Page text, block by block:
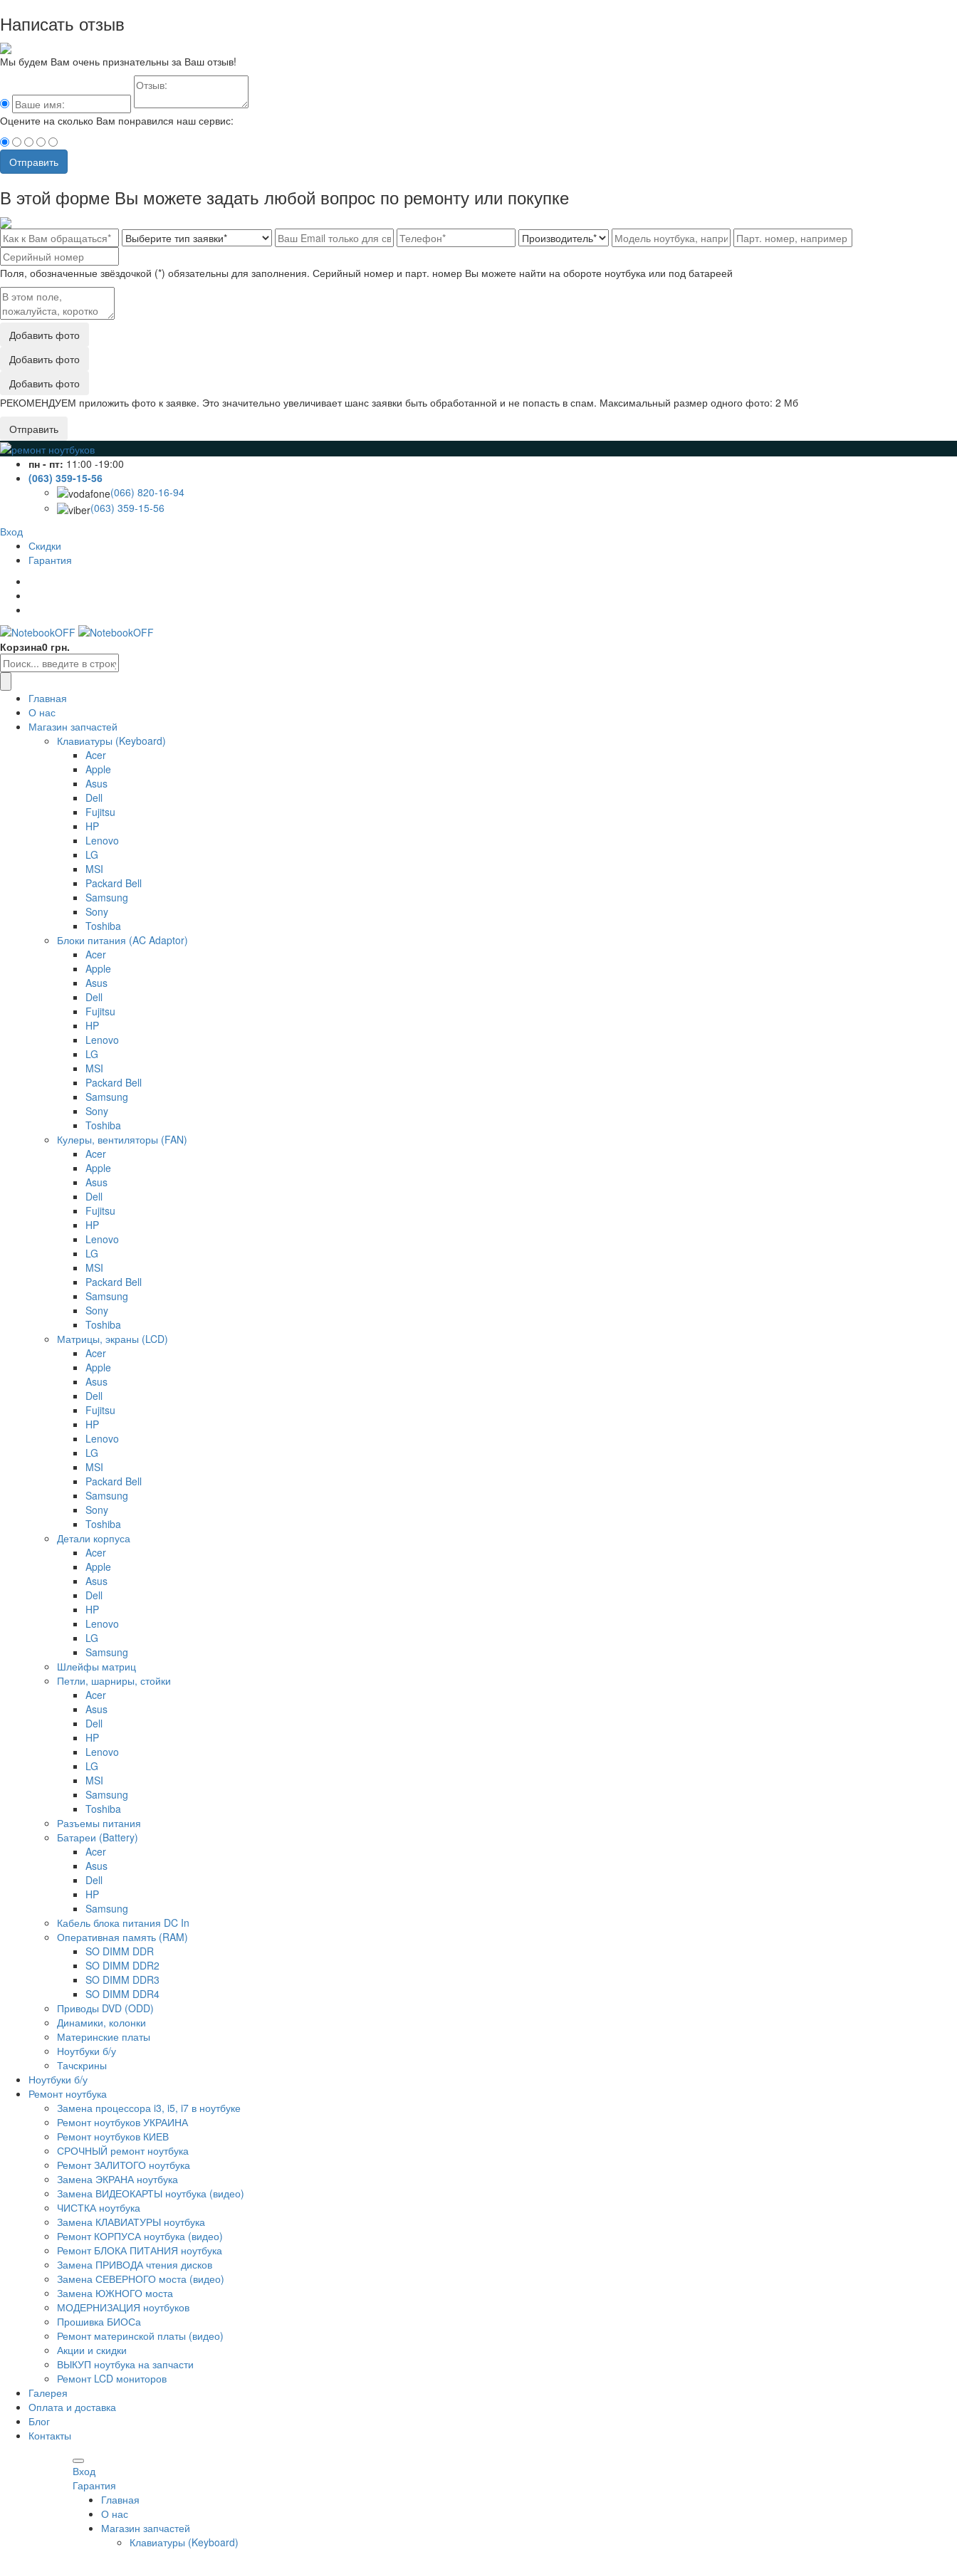
Написать отзыв
Мы будем Вам очень признательны за Ваш отзыв!
Оцените на сколько Вам понравился наш сервис:
Отправить
В этой форме Вы можете задать любой вопрос по ремонту или покупке
Поля, обозначенные звёздочкой (*) обязательны для заполнения. Серийный номер и парт. номер Вы можете найти на обороте ноутбука или под батареей
Добавить фото
Добавить фото
Добавить фото
РЕКОМЕНДУЕМ приложить фото к заявке. Это значительно увеличивает шанс заявки быть обработанной и не попасть в спам. Максимальный размер одного фото: 2 Мб
Отправить
пн - пт: 11:00 -19:00
(063) 359-15-56
(066) 820-16-94
(063) 359-15-56
Вход
Скидки
Гарантия
Корзина0 грн.
Главная
О нас
Магазин запчастей
Клавиатуры (Keyboard)
Acer
Apple
Asus
Dell
Fujitsu
HP
Lenovo
LG
MSI
Packard Bell
Samsung
Sony
Toshiba
Блоки питания (AC Adaptor)
Acer
Apple
Asus
Dell
Fujitsu
HP
Lenovo
LG
MSI
Packard Bell
Samsung
Sony
Toshiba
Кулеры, вентиляторы (FAN)
Acer
Apple
Asus
Dell
Fujitsu
HP
Lenovo
LG
MSI
Packard Bell
Samsung
Sony
Toshiba
Матрицы, экраны (LCD)
Acer
Apple
Asus
Dell
Fujitsu
HP
Lenovo
LG
MSI
Packard Bell
Samsung
Sony
Toshiba
Детали корпуса
Acer
Apple
Asus
Dell
HP
Lenovo
LG
Samsung
Шлейфы матриц
Петли, шарниры, стойки
Acer
Asus
Dell
HP
Lenovo
LG
MSI
Samsung
Toshiba
Разъемы питания
Батареи (Battery)
Acer
Asus
Dell
HP
Samsung
Кабель блока питания DC In
Оперативная память (RAM)
SO DIMM DDR
SO DIMM DDR2
SO DIMM DDR3
SO DIMM DDR4
Приводы DVD (ODD)
Динамики, колонки
Материнские платы
Ноутбуки б/у
Тачскрины
Ноутбуки б/у
Ремонт ноутбука
Замена процессора i3, i5, i7 в ноутбуке
Ремонт ноутбуков УКРАИНА
Ремонт ноутбуков КИЕВ
СРОЧНЫЙ ремонт ноутбука
Ремонт ЗАЛИТОГО ноутбука
Замена ЭКРАНА ноутбука
Замена ВИДЕОКАРТЫ ноутбука (видео)
ЧИСТКА ноутбука
Замена КЛАВИАТУРЫ ноутбука
Ремонт КОРПУСА ноутбука (видео)
Ремонт БЛОКА ПИТАНИЯ ноутбука
Замена ПРИВОДА чтения дисков
Замена СЕВЕРНОГО моста (видео)
Замена ЮЖНОГО моста
МОДЕРНИЗАЦИЯ ноутбуков
Прошивка БИОСа
Ремонт материнской платы (видео)
Акции и скидки
ВЫКУП ноутбука на запчасти
Ремонт LCD мониторов
Галерея
Оплата и доставка
Блог
Контакты
Вход
Гарантия
Главная
О нас
Магазин запчастей
Клавиатуры (Keyboard)